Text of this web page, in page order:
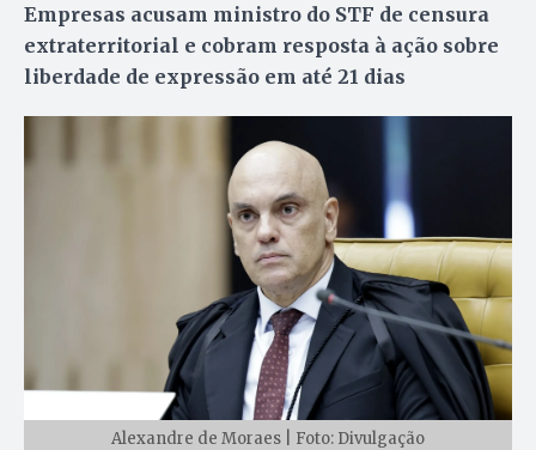
Empresas acusam ministro do STF de censura
extraterritorial e cobram resposta à ação sobre
liberdade de expressão em até 21 dias
Alexandre de Moraes | Foto: Divulgação